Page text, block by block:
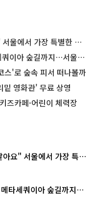
장 특별한 편의점의 정체
길까지…서울둘레길 15코스
스'로 숲속 피서 떠나볼까
영화관' 무료 상영
즈카페·어린이 체력장
요" 서울에서 가장 특별
타세쿼이아 숲길까지…